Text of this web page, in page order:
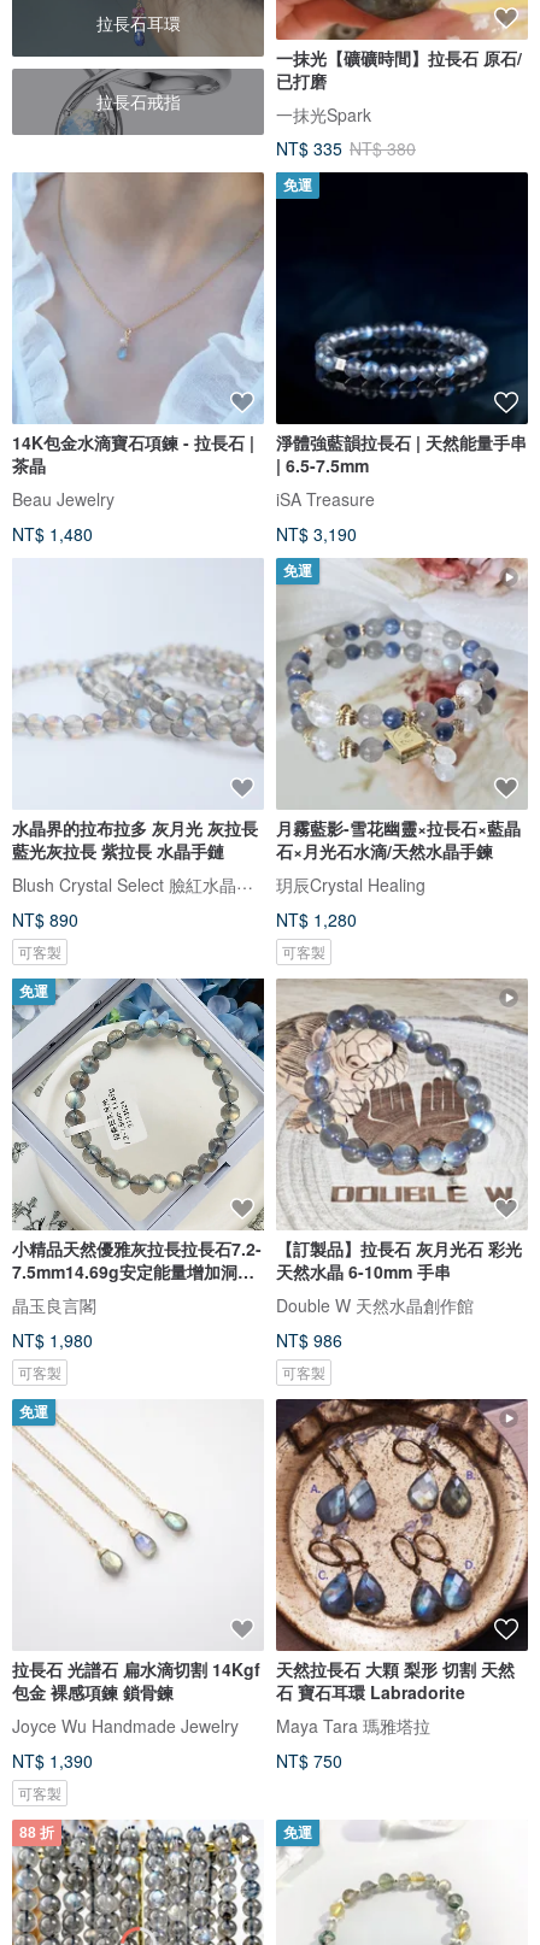
拉長石耳環
拉長石戒指
一抹光【礦礦時間】拉長石 原石/
已打磨
一抹光Spark
NT$ 335 NT$ 380
14K包金水滴寶石項鍊 - 拉長石 |
茶晶
Beau Jewelry
NT$ 1,480
免運
淨體強藍韻拉長石 | 天然能量手串
| 6.5-7.5mm
iSA Treasure
NT$ 3,190
水晶界的拉布拉多 灰月光 灰拉長
藍光灰拉長 紫拉長 水晶手鏈
Blush Crystal Select 臉紅水晶飾品選物店
NT$ 890
可客製
免運
月霧藍影-雪花幽靈×拉長石×藍晶
石×月光石水滴/天然水晶手鍊
玥辰Crystal Healing
NT$ 1,280
可客製
免運
小精品天然優雅灰拉長拉長石7.2-
7.5mm14.69g安定能量增加洞悉
力
晶玉良言閣
NT$ 1,980
可客製
【訂製品】拉長石 灰月光石 彩光
天然水晶 6-10mm 手串
Double W 天然水晶創作館
NT$ 986
可客製
免運
拉長石 光譜石 扁水滴切割 14Kgf
包金 裸感項鍊 鎖骨鍊
Joyce Wu Handmade Jewelry
NT$ 1,390
可客製
天然拉長石 大顆 梨形 切割 天然
石 寶石耳環 Labradorite
Maya Tara 瑪雅塔拉
NT$ 750
88 折 免運